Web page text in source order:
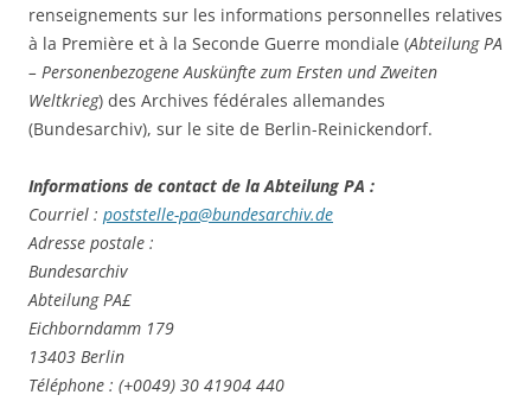
renseignements sur les informations personnelles relatives
à la Première et à la Seconde Guerre mondiale (Abteilung PA
– Personenbezogene Auskünfte zum Ersten und Zweiten
Weltkrieg) des Archives fédérales allemandes
(Bundesarchiv), sur le site de Berlin-Reinickendorf.
Informations de contact de la Abteilung PA :
Courriel : poststelle-pa@bundesarchiv.de
Adresse postale :
Bundesarchiv
Abteilung PA£
Eichborndamm 179
13403 Berlin
Téléphone : (+0049) 30 41904 440